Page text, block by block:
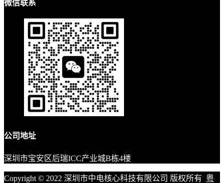
微信联系
公司地址
深圳市宝安区后瑞ICC产业城B栋4楼
Copyright © 2022 深圳市中电核心科技有限公司 版权所有 粤